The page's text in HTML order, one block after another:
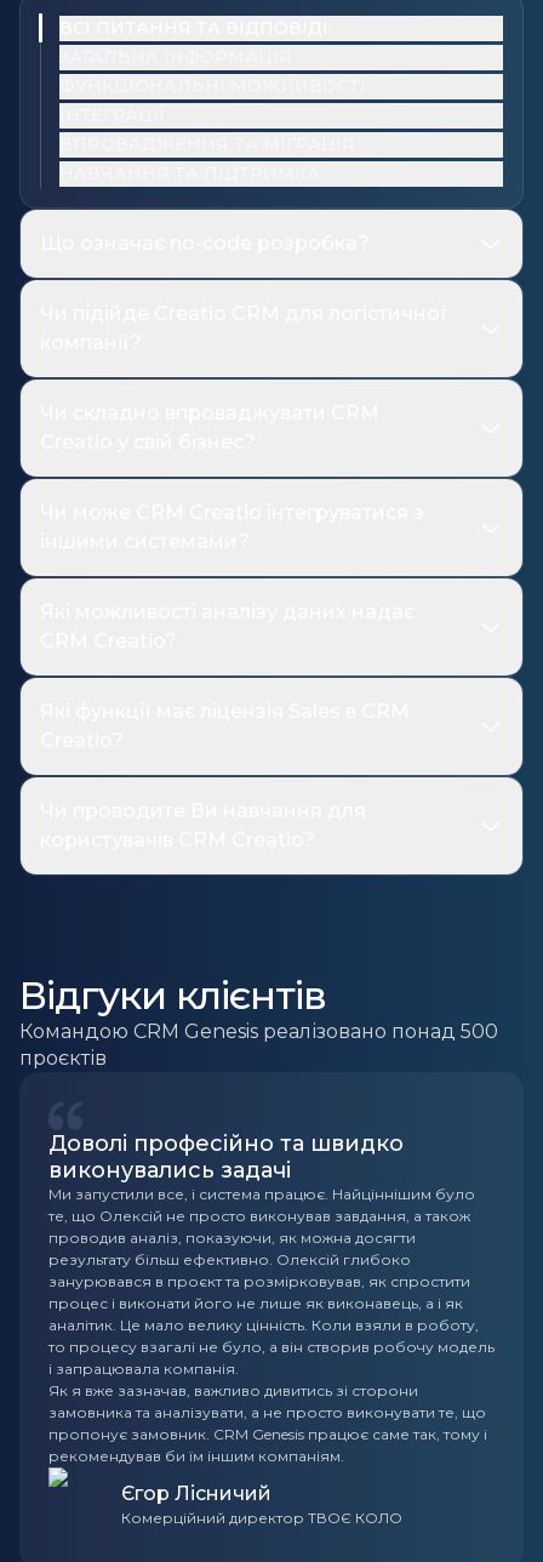
Відгуки клієнтів
Командою CRM Genesis реалізовано понад 500
проєктів
Доволі професійно та швидко
виконувались задачі
Ми запустили все, і система працює. Найціннішим було
те, що Олексій не просто виконував завдання, а також
проводив аналіз, показуючи, як можна досягти
результату більш ефективно. Олексій глибоко
занурювався в проєкт та розмірковував, як спростити
процес і виконати його не лише як виконавець, а і як
аналітик. Це мало велику цінність. Коли взяли в роботу,
то процесу взагалі не було, а він створив робочу модель
і запрацювала компанія.
Як я вже зазначав, важливо дивитись зі сторони
замовника та аналізувати, а не просто виконувати те, що
пропонує замовник. CRM Genesis працює саме так, тому і
рекомендував би їм іншим компаніям.
Єгор Лісничий
Комерційний директор ТВОЄ КОЛО